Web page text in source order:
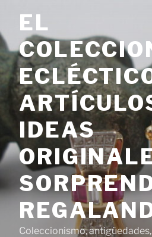
contenido
EL
IDEAS
Coleccionismo,